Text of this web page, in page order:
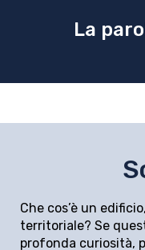
La
Che cos’è un
territoriale? Se
profonda curiosità,